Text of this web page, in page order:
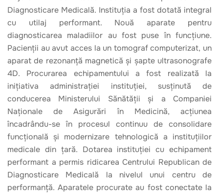
Diagnosticare Medicală. Instituția a fost dotată integral
cu utilaj performant. Nouă aparate pentru
diagnosticarea maladiilor au fost puse în funcțiune.
Pacienții au avut acces la un tomograf computerizat, un
aparat de rezonanță magnetică și șapte ultrasonografe
4D. Procurarea echipamentului a fost realizată la
inițiativa administrației instituției, susținută de
conducerea Ministerului Sănătății și a Companiei
Naționale de Asigurări în Medicină, acțiunea
încadrându-se în procesul continuu de consolidare
funcțională și modernizare tehnologică a instituțiilor
medicale din țară. Dotarea instituției cu echipament
performant a permis ridicarea Centrului Republican de
Diagnosticare Medicală la nivelul unui centru de
performanță. Aparatele procurate au fost conectate la